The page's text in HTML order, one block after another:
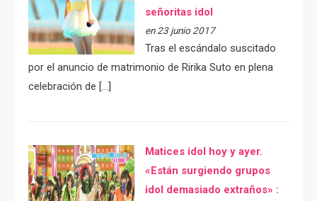
señoritas idol
en 23 junio 2017
Tras el escándalo suscitado
por el anuncio de matrimonio de Ririka Suto en plena
celebración de […]
Matices idol hoy y ayer.
«Están surgiendo grupos
idol demasiado extraños» :